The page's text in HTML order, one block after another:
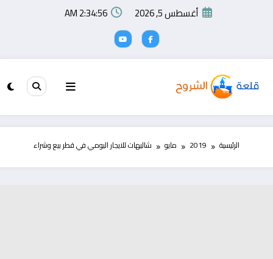
أغسطس 5, 2026 2:34:56 AM
الرئيسية 2019 مايو شاليهات للايجار اليومي في قطر بيع وشراء